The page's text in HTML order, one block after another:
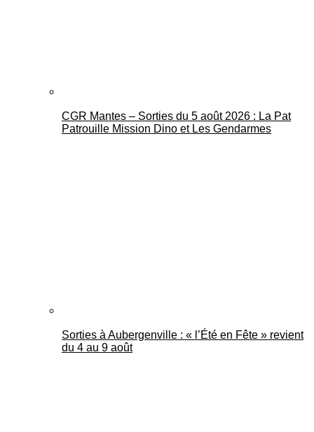
CGR Mantes – Sorties du 5 août 2026 : La Pat
Patrouille Mission Dino et Les Gendarmes
Sorties à Aubergenville : « l’Été en Fête » revient
du 4 au 9 août